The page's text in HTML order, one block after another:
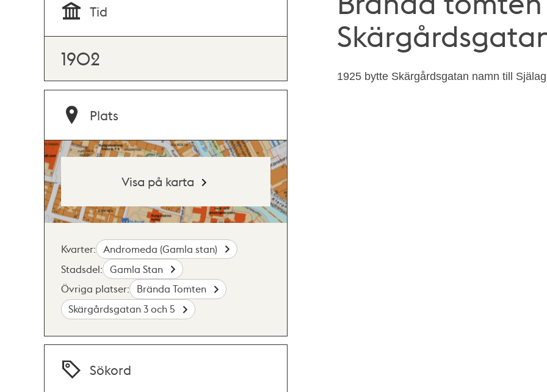
1925 bytte Skärgårdsgatan namn till
Tid
1902
Plats
Visa på karta
Kvarter:
Andromeda (Gamla stan)
Stadsdel:
Gamla Stan
Övriga platser:
Brända Tomten
Skärgårdsgatan 3 och 5
Sökord